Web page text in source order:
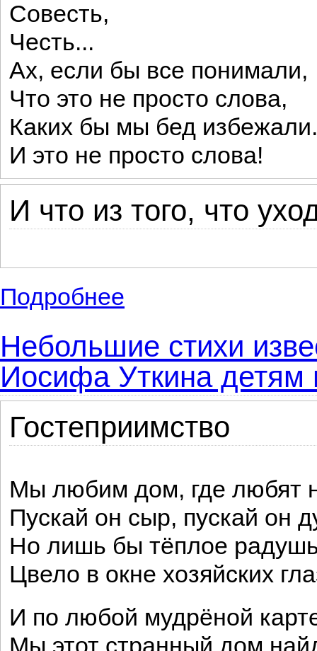
Совесть,
Честь...
Ах, если бы все понимали,
Что это не просто слова,
Каких бы мы бед избежали.
И это не просто слова!
И что из того, что
Подробнее
Небольшие стихи
Иосифа Уткина детям
Гостеприимство
Мы любим дом, где любят
Пускай он сыр, пускай он
Но лишь бы тёплое
Цвело в окне хозяйских
И по любой мудрёной
Мы этот странный дом